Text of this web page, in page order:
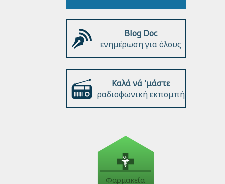
Blog Doc
ενημέρωση για όλους
Καλά νά 'μάστε
ραδιοφωνική εκπομπή
Φαρμακεία